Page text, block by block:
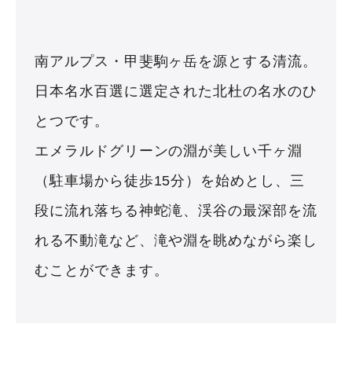
南アルプス・甲斐駒ヶ岳を源とする清流。
日本名水百選に選定された北杜の名水のひ
とつです。
エメラルドグリーンの淵が美しい千ヶ淵
（駐車場から徒歩15分）を始めとし、三
段に流れ落ちる神蛇滝、渓谷の最深部を流
れる不動滝など、滝や淵を眺めながら楽し
むことができます。